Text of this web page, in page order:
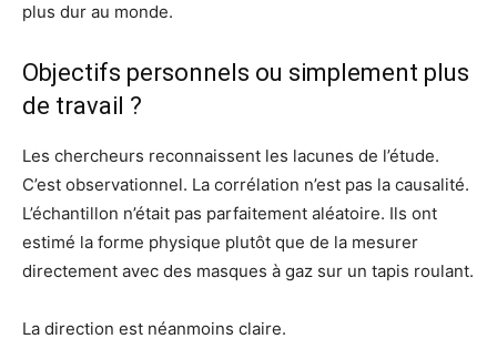
plus dur au monde.
Objectifs personnels ou simplement plus
de travail ?
Les chercheurs reconnaissent les lacunes de l’étude.
C’est observationnel. La corrélation n’est pas la causalité.
L’échantillon n’était pas parfaitement aléatoire. Ils ont
estimé la forme physique plutôt que de la mesurer
directement avec des masques à gaz sur un tapis roulant.
La direction est néanmoins claire.